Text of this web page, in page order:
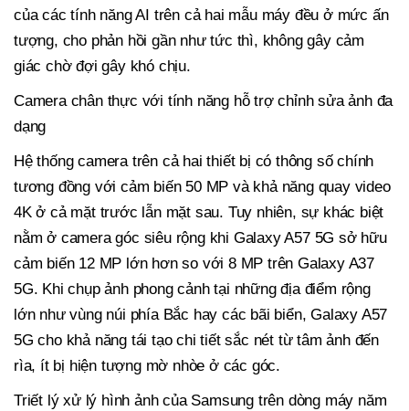
của các tính năng AI trên cả hai mẫu máy đều ở mức ấn
tượng, cho phản hồi gần như tức thì, không gây cảm
giác chờ đợi gây khó chịu.
Camera chân thực với tính năng hỗ trợ chỉnh sửa ảnh đa
dạng
Hệ thống camera trên cả hai thiết bị có thông số chính
tương đồng với cảm biến 50 MP và khả năng quay video
4K ở cả mặt trước lẫn mặt sau. Tuy nhiên, sự khác biệt
nằm ở camera góc siêu rộng khi Galaxy A57 5G sở hữu
cảm biến 12 MP lớn hơn so với 8 MP trên Galaxy A37
5G. Khi chụp ảnh phong cảnh tại những địa điểm rộng
lớn như vùng núi phía Bắc hay các bãi biển, Galaxy A57
5G cho khả năng tái tạo chi tiết sắc nét từ tâm ảnh đến
rìa, ít bị hiện tượng mờ nhòe ở các góc.
Triết lý xử lý hình ảnh của Samsung trên dòng máy năm